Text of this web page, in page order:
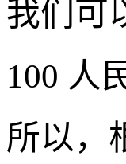
我们可
100 人
所以，